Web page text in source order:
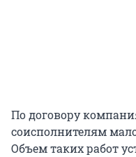
По договору
соисполнителям
Объем таких работ